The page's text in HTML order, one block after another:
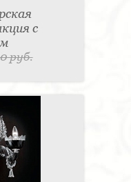
с
руб.